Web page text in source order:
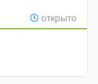
открыто